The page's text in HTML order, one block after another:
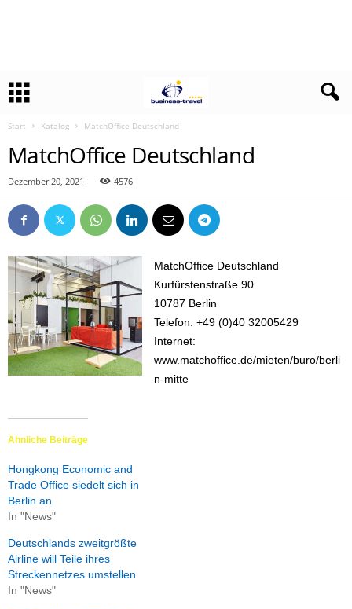
Start Katalog MatchOffice Deutschland
MatchOffice Deutschland
Dezember 20, 2021 4576
MatchOffice Deutschland
Kurfürstenstraße 90
10787 Berlin
Telefon: +49 (0)40 32005429
Internet:
www.matchoffice.de/mieten/buro/berli
n-mitte
Ähnliche Beiträge
Hongkong Economic and
Trade Office siedelt sich in
Berlin an
In "News"
Deutschlands zweitgrößte
Airline will Teile ihres
Streckennetzes umstellen
In "News"